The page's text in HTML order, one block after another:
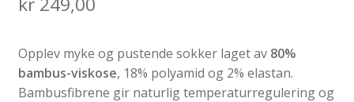
Opplev myke og pustende sokker laget av 80%
bambus-viskose, 18% polyamid og 2% elastan.
Bambusfibrene gir naturlig temperaturregulering og